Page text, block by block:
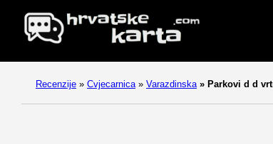
Recenzije » Cvjecarnica » Varazdinska » Parkovi d d